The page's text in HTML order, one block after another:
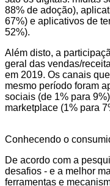
88% de adoção),
67%) e aplicativos de
52%).
Além disto, a
geral das vendas/
em 2019. Os canais
mesmo período foram
sociais (de 1% para
marketplace (1% para
Conhecendo o
De acordo com a
desafios - e a melhor
ferramentas e